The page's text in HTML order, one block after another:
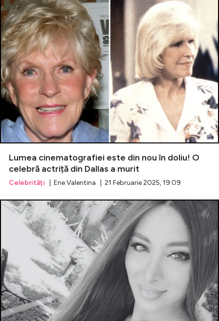
Lumea cinematografiei este din nou în doliu! O
celebră actriță din Dallas a murit
Celebrități | Ene Valentina | 21 Februarie 2025, 19:09